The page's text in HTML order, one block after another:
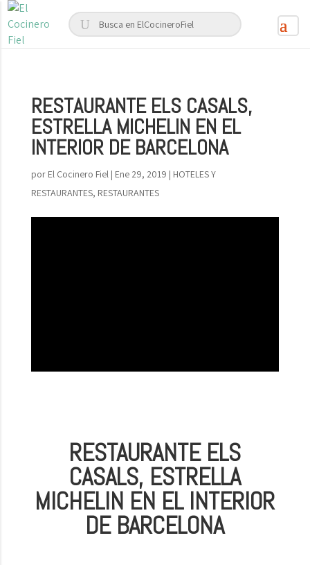
RESTAURANTE ELS CASALS,
ESTRELLA MICHELIN EN EL
INTERIOR DE BARCELONA
por El Cocinero Fiel| Ene 29, 2019 | HOTELES Y
RESTAURANTES, RESTAURANTES
RESTAURANTE ELS
CASALS, ESTRELLA
MICHELIN EN EL INTERIOR
DE BARCELONA